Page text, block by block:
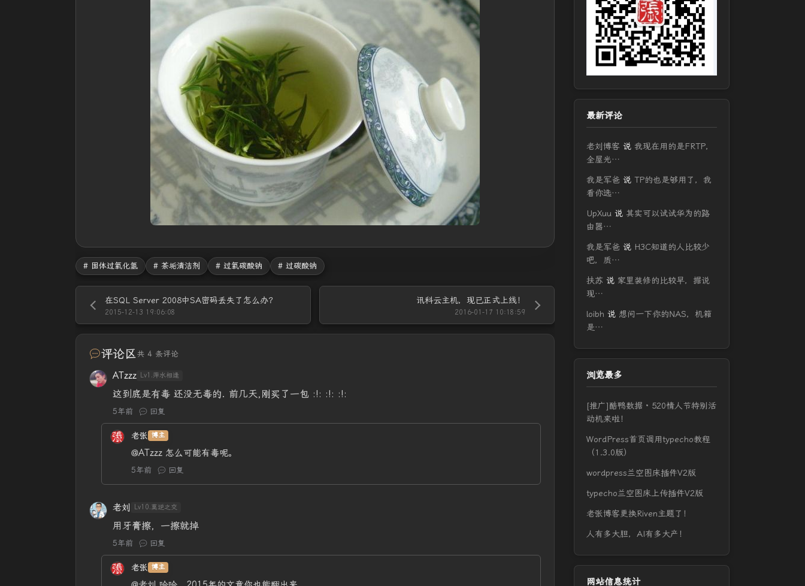
# 固体过氧化氢 # 茶垢清洁剂 # 过氧碳酸钠 # 过碳酸钠
在SQL Server 2008中SA密码丢失了怎么办？
2015-12-13 19:06:08
讯科云主机，现已正式上线！
2016-01-17 10:18:59
评论区共 4 条评论
ATzzz Lv1.萍水相逢
这到底是有毒 还没无毒的. 前几天,刚买了一包 :!: :!: :!:
5年前 回复
老张 博主
@ATzzz 怎么可能有毒呢。
5年前 回复
老刘 Lv10.莫逆之交
用牙膏擦，一擦就掉
5年前 回复
老张 博主
最新评论
老刘博客 说 我现在用的是FRTP，
全屋光…
我是军爸 说 TP的也是够用了，我
看你选…
UpXuu 说 其实可以试试华为的路
由器…
我是军爸 说 H3C知道的人比较少
吧，质…
扶苏 说 家里装修的比较早，据说
现…
loibh 说 想问一下你的NAS，机箱
是…
浏览最多
[推广]酷鸭数据 · 520情人节特别活
动机来啦！
WordPress首页调用typecho教程
（1.3.0版）
wordpress兰空图床插件V2版
typecho兰空图床上传插件V2版
老张博客更换Riven主题了！
人有多大胆，AI有多大产！
网站信息统计